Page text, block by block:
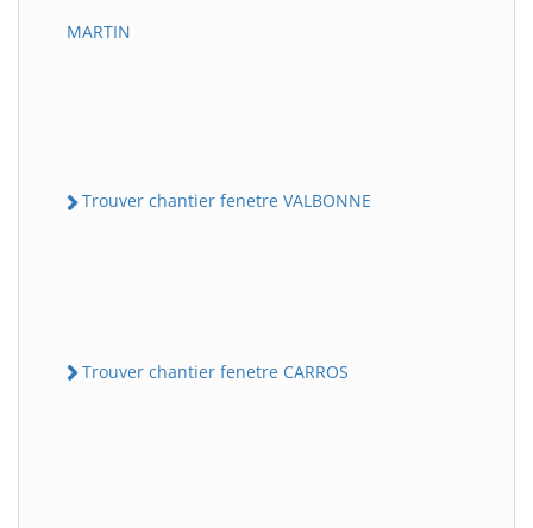
MARTIN
Trouver chantier fenetre VALBONNE
Trouver chantier fenetre CARROS